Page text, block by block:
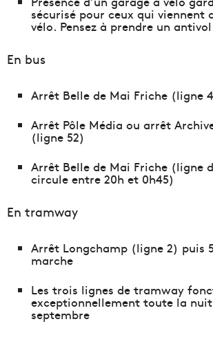
sécurisé pour ceux qui viennent
vélo. Pensez à prendre un
En bus
Arrêt Belle de Mai Friche (ligne
Arrêt Pôle Média ou arrêt
(ligne 52)
Arrêt Belle de Mai Friche (ligne
circule entre 20h et 0h45)
En tramway
Arrêt Longchamp (ligne 2) puis
marche
Les trois lignes de tramway
exceptionnellement toute la
septembre